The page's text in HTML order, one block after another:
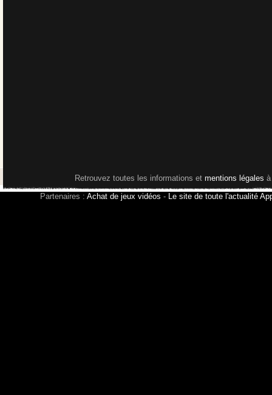
Retrouvez toutes les informations etmentions légales
Partenaires : Achat de jeux vidéos - Le site de toute l'actualité